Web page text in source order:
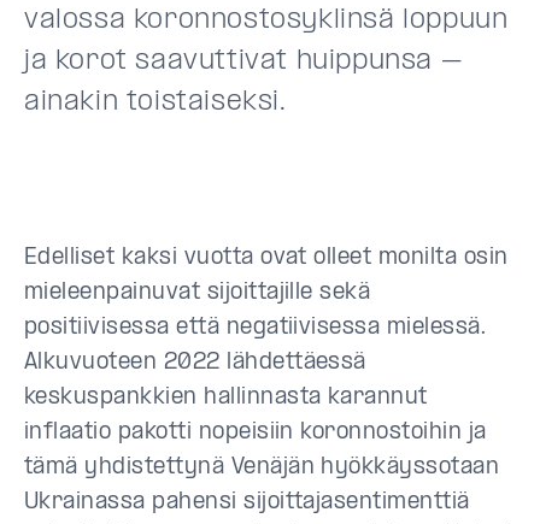
valossa koronnostosyklinsä loppuun
ja korot saavuttivat huippunsa –
ainakin toistaiseksi.
Edelliset kaksi vuotta ovat olleet monilta osin
mieleenpainuvat sijoittajille sekä
positiivisessa että negatiivisessa mielessä.
Alkuvuoteen 2022 lähdettäessä
keskuspankkien hallinnasta karannut
inflaatio pakotti nopeisiin koronnostoihin ja
tämä yhdistettynä Venäjän hyökkäyssotaan
Ukrainassa pahensi sijoittajasentimenttiä